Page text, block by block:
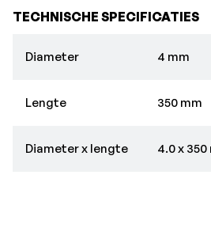
TECHNISCHE SPECIFICATIES
Diameter 4 mm
Lengte 350 mm
Diameter x lengte 4.0 x 350